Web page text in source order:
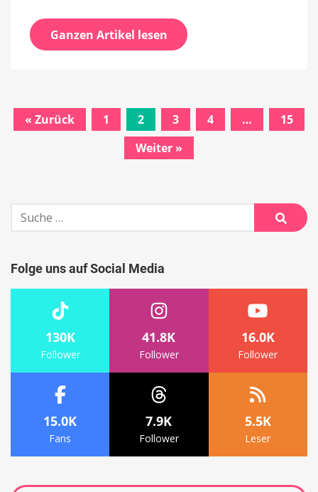
Ganzen Artikel lesen
« Zurück 1 2 3 4 …
15
Weiter »
Suche
nach:
Suche
Folge uns auf Social Media
130K
Follower
41.8K
Follower
16.0K
Follower
15.0K
Fans
7.9K
Follower
5.5K
Leser